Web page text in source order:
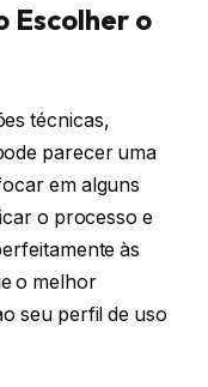
Escolher o
técnicas,
parecer uma
em alguns
o processo e
às
o melhor
seu perfil de uso